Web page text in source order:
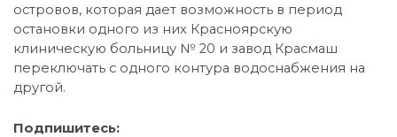
островов, которая дает возможность в период
остановки одного из них Красноярскую
клиническую больницу № 20 и завод Красмаш
переключать с одного контура водоснабжения на
другой.
Подпишитесь: